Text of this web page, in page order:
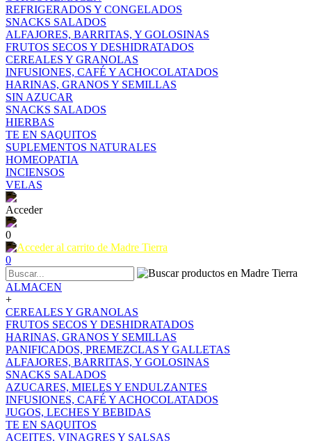
REFRIGERADOS Y CONGELADOS
SNACKS SALADOS
ALFAJORES, BARRITAS, Y GOLOSINAS
FRUTOS SECOS Y DESHIDRATADOS
CEREALES Y GRANOLAS
INFUSIONES, CAFÉ Y ACHOCOLATADOS
HARINAS, GRANOS Y SEMILLAS
SIN AZUCAR
SNACKS SALADOS
HIERBAS
TE EN SAQUITOS
SUPLEMENTOS NATURALES
HOMEOPATIA
INCIENSOS
VELAS
Acceder
0
0
ALMACEN
+
CEREALES Y GRANOLAS
FRUTOS SECOS Y DESHIDRATADOS
HARINAS, GRANOS Y SEMILLAS
PANIFICADOS, PREMEZCLAS Y GALLETAS
ALFAJORES, BARRITAS, Y GOLOSINAS
SNACKS SALADOS
AZUCARES, MIELES Y ENDULZANTES
INFUSIONES, CAFÉ Y ACHOCOLATADOS
JUGOS, LECHES Y BEBIDAS
TE EN SAQUITOS
ACEITES, VINAGRES Y SALSAS